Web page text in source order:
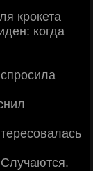
крокета
когда